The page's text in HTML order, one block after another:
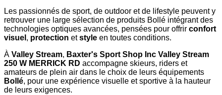
Les passionnés de sport, de outdoor et de lifestyle peuvent y
retrouver une large sélection de produits Bollé intégrant des
technologies optiques avancées, pensées pour offrir confort
visuel , protection etstyle en toutes conditions.
À Valley Stream, Baxter's Sport Shop Inc Valley Stream
250 W MERRICK RD accompagne skieurs, riders et
amateurs de plein air dans le choix de leurs équipements
Bollé, pour une expérience visuelle et sportive à la hauteur
de leurs exigences.